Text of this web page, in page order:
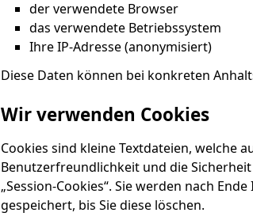
der verwendete Browser
das verwendete Betriebssystem
Ihre IP-Adresse (anonymisiert)
Diese Daten können bei konkreten
Wir verwenden Cookies
Cookies sind kleine Textdateien, welche
Benutzerfreundlichkeit und die
„Session-Cookies“. Sie werden nach
gespeichert, bis Sie diese löschen.